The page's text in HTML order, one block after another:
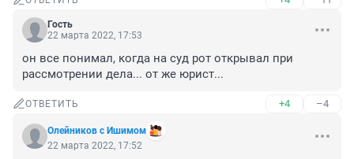
Гость
22 марта 2022, 17:53
он все понимал, когда на суд рот открывал при
рассмотрении дела... от же юрист...
ОТВЕТИТЬ +4 –4
Олейников с Ишимом
22 марта 2022, 17:52